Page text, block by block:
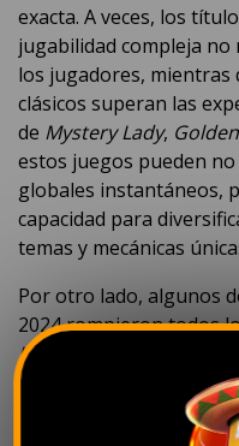
exacta. A veces, los
jugabilidad compleja
los jugadores, mientras
clásicos superan las
de Mystery Lady,
estos juegos pueden
globales instantáneos,
capacidad para
temas y mecánicas
Por otro lado, algunos
2024 rompieron todos
Invaders
destacados,
jugabilidad atractiva,
temático puede captar